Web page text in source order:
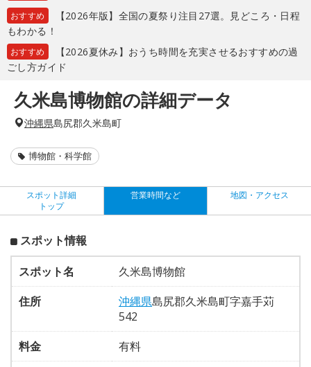
おすすめ
【2026年版】全国の夏祭り注目27選。見どころ・日程
もわかる！
おすすめ
【2026夏休み】おうち時間を充実させるおすすめの過
ごし方ガイド
久米島博物館の詳細データ
沖縄県島尻郡久米島町
博物館・科学館
スポット詳細
トップ
営業時間など 地図・アクセス
スポット情報
スポット名
久米島博物館
住所
沖縄県島尻郡久米島町字嘉手苅
542
料金
有料